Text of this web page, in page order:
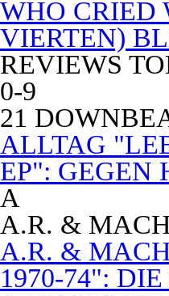
WHO CRIED
VIERTEN)
REVIEWS
0-9
21
ALLTAG
EP": GEGEN
A
A.R. &
A.R. &
1970-74":